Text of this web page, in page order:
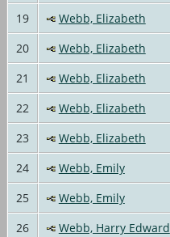
19
Webb, Elizabeth
20
Webb, Elizabeth
21
Webb, Elizabeth
22
Webb, Elizabeth
23
Webb, Elizabeth
24
Webb, Emily
25
Webb, Emily
26
Webb, Harry Edward